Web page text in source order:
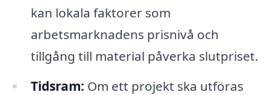
kan lokala faktorer som
arbetsmarknadens prisnivå och
tillgång till material påverka slutpriset.
Tidsram: Om ett projekt ska utföras